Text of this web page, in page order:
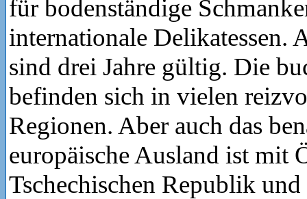
für bodenständige
internationale Delikatessen.
sind drei Jahre gültig. Die
befinden sich in vielen
Regionen. Aber auch das
europäische Ausland ist mit
Tschechischen Republik